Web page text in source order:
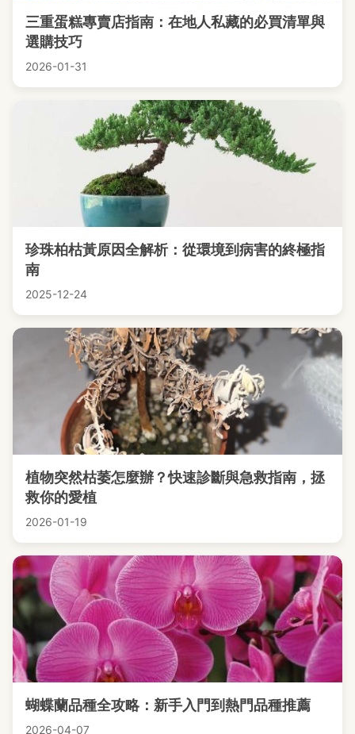
三重蛋糕專賣店指南：在地人私藏的必買清單與
選購技巧
2026-01-31
珍珠柏枯黃原因全解析：從環境到病害的終極指
南
2025-12-24
植物突然枯萎怎麼辦？快速診斷與急救指南，拯
救你的愛植
2026-01-19
蝴蝶蘭品種全攻略：新手入門到熱門品種推薦
2026-04-07